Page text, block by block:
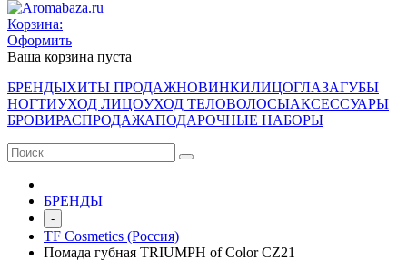
Корзина:
Оформить
Ваша корзина пуста
БРЕНДЫХИТЫ ПРОДАЖНОВИНКИЛИЦОГЛАЗАГУБЫ
НОГТИУХОД ЛИЦОУХОД ТЕЛОВОЛОСЫАКСЕССУАРЫ
БРОВИРАСПРОДАЖАПОДАРОЧНЫЕ НАБОРЫ
БРЕНДЫ
-
TF Cosmetics (Россия)
Помада губная TRIUMPH of Color CZ21